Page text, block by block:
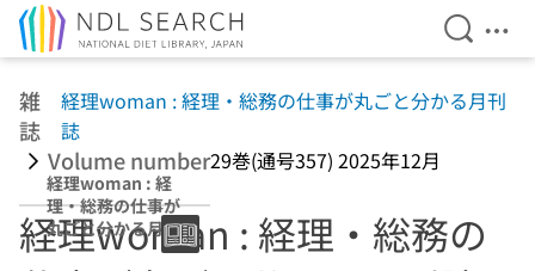
Open
雑
誌
経理woman : 経理・総務の仕事が丸ごと分かる月刊
誌
Volume number29巻(通号357) 2025年12月
経理woman : 経
理・総務の仕事が
丸ごと分かる月刊
誌 29巻(通号357)
経理woman : 経理・総務の